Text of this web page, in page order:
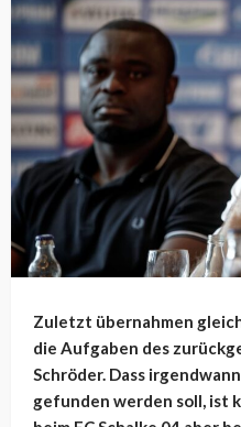
Zuletzt übernahmen
die Aufgaben des
Schröder. Dass
gefunden werden soll, ist